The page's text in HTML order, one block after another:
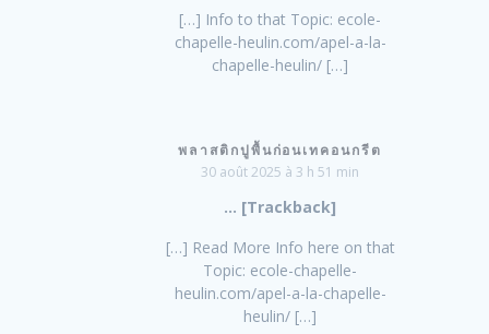
[…] Info to that Topic: ecole-
chapelle-heulin.com/apel-a-la-
chapelle-heulin/ […]
พลาสติกปูพื้นก่อนเทคอนกรีต
30 août 2025 à 3 h 51 min
… [Trackback]
[…] Read More Info here on that
Topic: ecole-chapelle-
heulin.com/apel-a-la-chapelle-
heulin/ […]